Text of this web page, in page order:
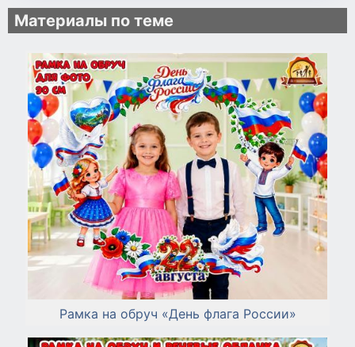
Материалы по теме
Рамка на обруч «День флага России»